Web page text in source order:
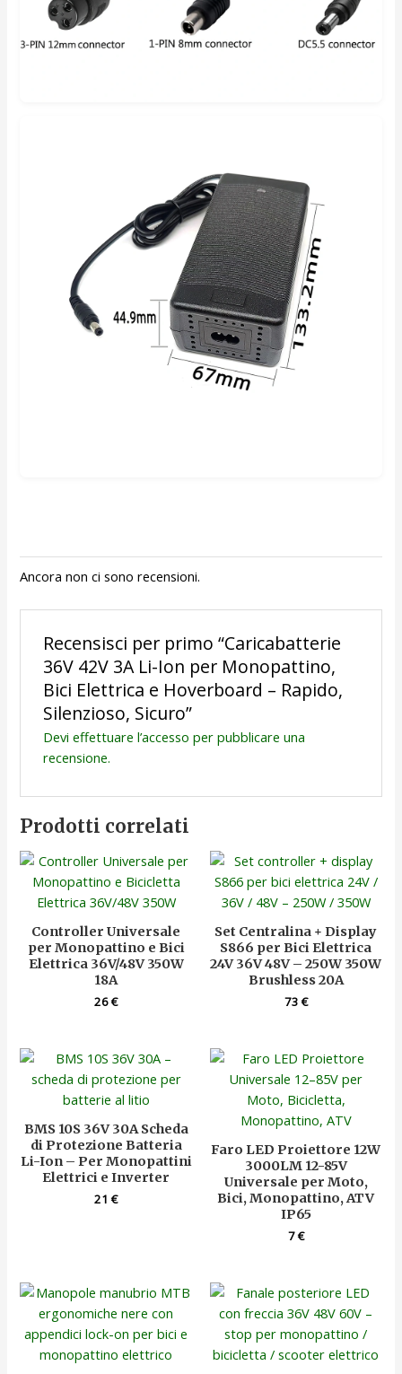
Ancora non ci sono recensioni.
Recensisci per primo “Caricabatterie
36V 42V 3A Li-Ion per Monopattino,
Bici Elettrica e Hoverboard – Rapido,
Silenzioso, Sicuro”
Devi effettuare l’accesso per pubblicare una
recensione.
Prodotti correlati
Controller Universale
per Monopattino e Bici
Elettrica 36V/48V 350W
18A
26€
Set Centralina + Display
S866 per Bici Elettrica
24V 36V 48V – 250W 350W
Brushless 20A
73€
BMS 10S 36V 30A Scheda
di Protezione Batteria
Li-Ion – Per Monopattini
Elettrici e Inverter
21€
Faro LED Proiettore 12W
3000LM 12-85V
Universale per Moto,
Bici, Monopattino, ATV
IP65
7€